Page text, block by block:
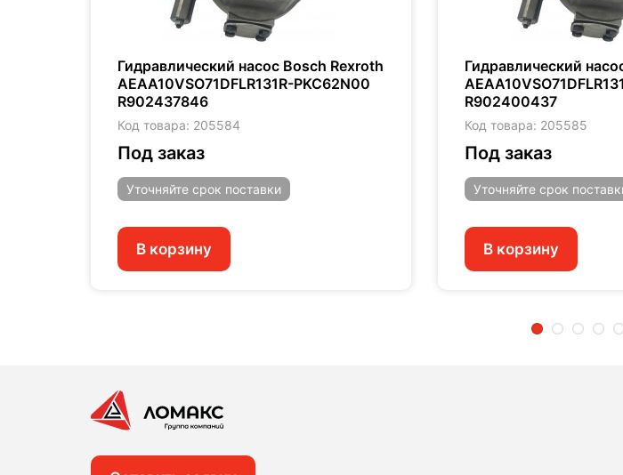
Гидравлический насос Bosch Rexroth
AEAA10VSO71DFLR131R-PKC62N00
R902437846
Код товара: 205584
Под заказ
Уточняйте срок поставки
В корзину
Гидравлический
R902400437
Код товара: 205585
Под заказ
Уточняйте срок
В корзину